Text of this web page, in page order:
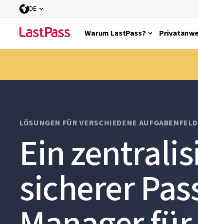
DE
Warum LastPass?
LÖSUNGEN FÜR VERSCHIEDENE
Ein
sicherer